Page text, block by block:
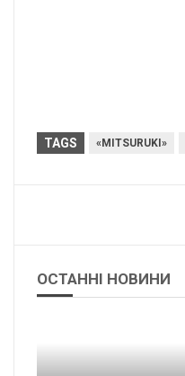
TAGS «MITSURUKI»
ОСТАННІ НОВИНИ